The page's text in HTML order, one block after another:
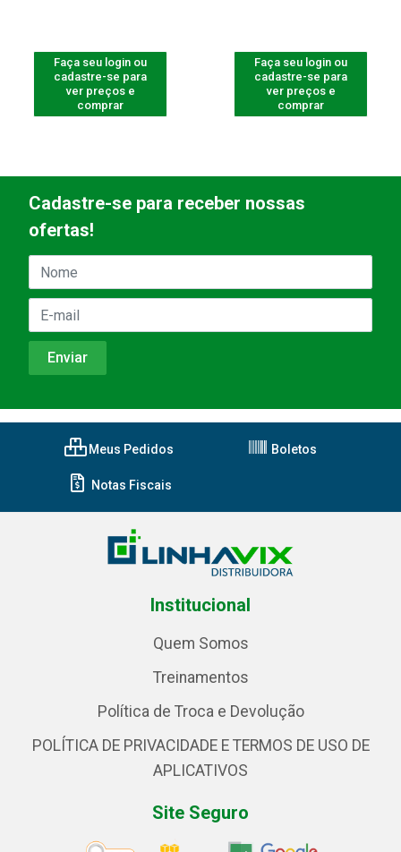
Faça seu login ou
cadastre-se para
ver preços e
comprar
Faça seu login ou
cadastre-se para
ver preços e
comprar
Cadastre-se para receber nossas
ofertas!
Meus Pedidos Boletos
Notas Fiscais
Institucional
Quem Somos
Treinamentos
Política de Troca e Devolução
POLÍTICA DE PRIVACIDADE E TERMOS DE USO DE
APLICATIVOS
Site Seguro